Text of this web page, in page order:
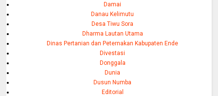
Damai
Danau Kelimutu
Desa Tiwu Sora
Dharma Lautan Utama
Dinas Pertanian dan Peternakan Kabupaten Ende
Divestasi
Donggala
Dunia
Dusun Numba
Editorial